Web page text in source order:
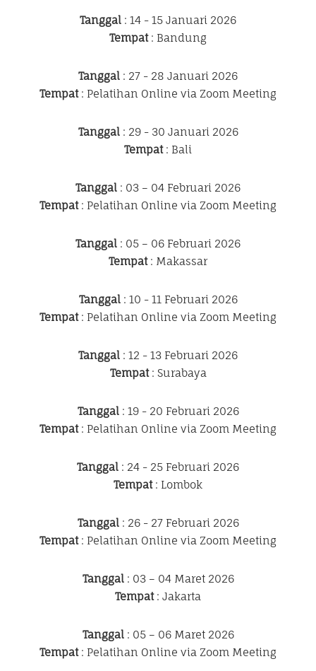
Tanggal : 14 - 15 Januari 2026
Tempat: Bandung
Tanggal : 27 - 28 Januari 2026
Tempat: Pelatihan Online via Zoom Meeting
Tanggal: 29 - 30 Januari 2026
Tempat: Bali
Tanggal : 03 – 04 Februari 2026
Tempat: Pelatihan Online via Zoom Meeting
Tanggal : 05 – 06 Februari 2026
Tempat: Makassar
Tanggal: 10 - 11 Februari 2026
Tempat: Pelatihan Online via Zoom Meeting
Tanggal : 12 - 13 Februari 2026
Tempat: Surabaya
Tanggal: 19 - 20 Februari 2026
Tempat: Pelatihan Online via Zoom Meeting
Tanggal : 24 - 25 Februari 2026
Tempat: Lombok
Tanggal: 26 - 27 Februari 2026
Tempat: Pelatihan Online via Zoom Meeting
Tanggal: 03 – 04 Maret 2026
Tempat: Jakarta
Tanggal: 05 – 06 Maret 2026
Tempat: Pelatihan Online via Zoom Meeting